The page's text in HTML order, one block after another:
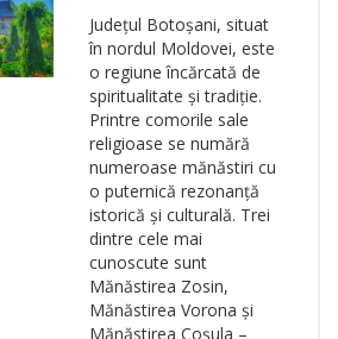
Județul Botoșani, situat
în nordul Moldovei, este
o regiune încărcată de
spiritualitate și tradiție.
Printre comorile sale
religioase se numără
numeroase mănăstiri cu
o puternică rezonanță
istorică și culturală. Trei
dintre cele mai
cunoscute sunt
Mănăstirea Zosin,
Mănăstirea Vorona și
Mănăstirea Coșula –